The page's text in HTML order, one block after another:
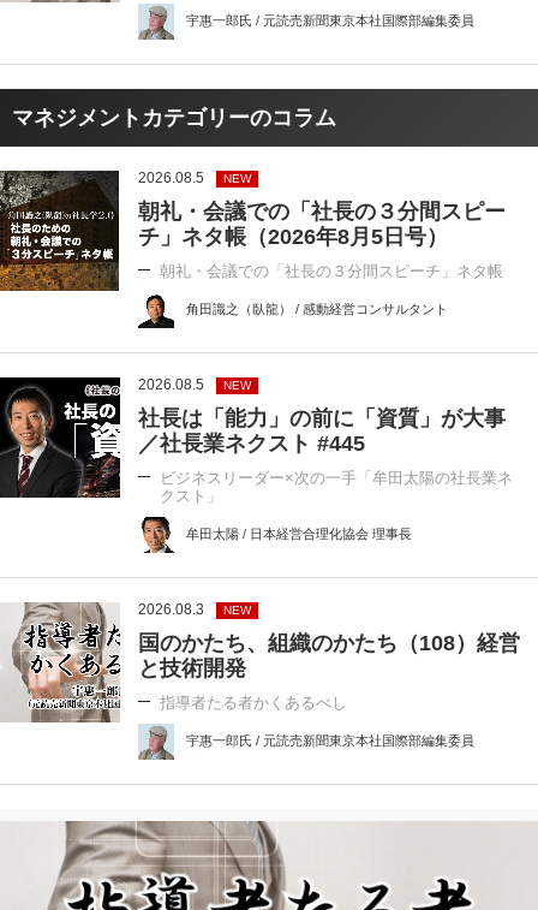
宇惠一郎氏 / 元読売新聞東京本社国際部編集委員
マネジメントカテゴリーのコラム
2026.08.5 NEW
朝礼・会議での「社長の３分間スピー
チ」ネタ帳（2026年8月5日号）
朝礼・会議での「社長の３分間スピーチ」ネタ帳
角田識之（臥龍） / 感動経営コンサルタント
2026.08.5 NEW
社長は「能力」の前に「資質」が大事
／社長業ネクスト #445
ビジネスリーダー×次の一手「牟田太陽の社長業ネ
クスト」
牟田太陽 / 日本経営合理化協会 理事長
2026.08.3 NEW
国のかたち、組織のかたち（108）経営
と技術開発
指導者たる者かくあるべし
宇惠一郎氏 / 元読売新聞東京本社国際部編集委員